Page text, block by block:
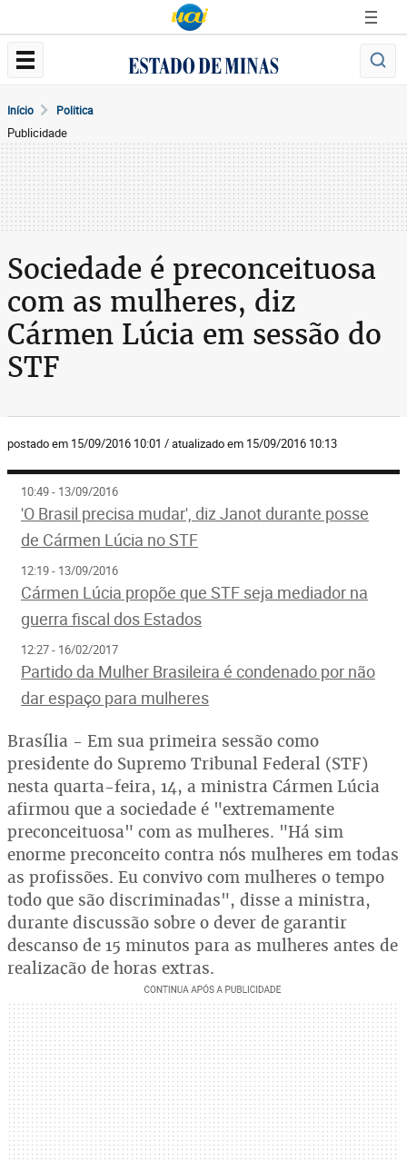
Início Politica
Publicidade
Sociedade é preconceituosa
com as mulheres, diz
Cármen Lúcia em sessão do
STF
postado em 15/09/2016 10:01 / atualizado em 15/09/2016 10:13
10:49 - 13/09/2016
'O Brasil precisa mudar', diz Janot durante posse
de Cármen Lúcia no STF
12:19 - 13/09/2016
Cármen Lúcia propõe que STF seja mediador na
guerra fiscal dos Estados
12:27 - 16/02/2017
Partido da Mulher Brasileira é condenado por não
dar espaço para mulheres
Brasília - Em sua primeira sessão como
presidente do Supremo Tribunal Federal (STF)
nesta quarta-feira, 14, a ministra Cármen Lúcia
afirmou que a sociedade é "extremamente
preconceituosa" com as mulheres. "Há sim
enorme preconceito contra nós mulheres em todas
as profissões. Eu convivo com mulheres o tempo
todo que são discriminadas", disse a ministra,
durante discussão sobre o dever de garantir
descanso de 15 minutos para as mulheres antes de
realização de horas extras.